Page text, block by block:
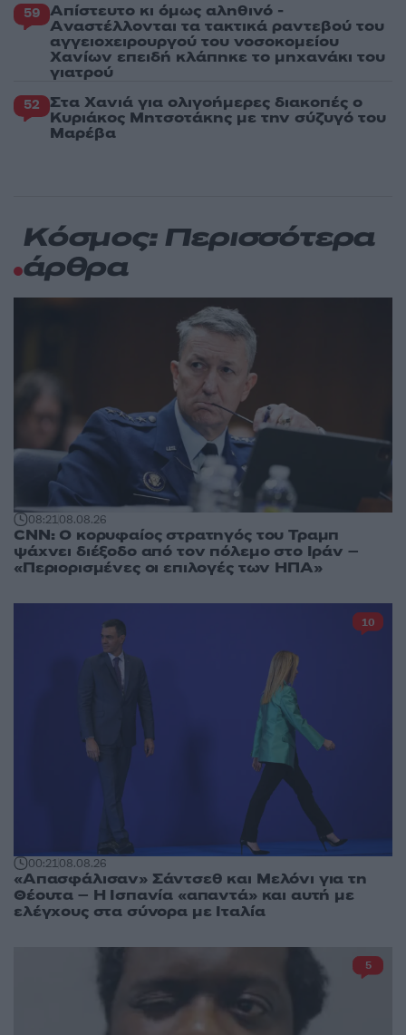
59 Απίστευτο κι όμως αληθινό -
Aναστέλλονται τα τακτικά ραντεβού του
αγγειοχειρουργού του νοσοκομείου
Χανίων επειδή κλάπηκε το μηχανάκι του
γιατρού
52 Στα Χανιά για ολιγοήμερες διακοπές ο
Κυριάκος Μητσοτάκης με την σύζυγό του
Μαρέβα
Κόσμος: Περισσότερα
άρθρα
08:2108.08.26
CNN: Ο κορυφαίος στρατηγός του Τραμπ
ψάχνει διέξοδο από τον πόλεμο στο Ιράν –
«Περιορισμένες οι επιλογές των ΗΠΑ»
00:2108.08.26
«Απασφάλισαν» Σάντσεθ και Μελόνι για τη
Θέουτα – Η Ισπανία «απαντά» και αυτή με
ελέγχους στα σύνορα με Ιταλία
10
5